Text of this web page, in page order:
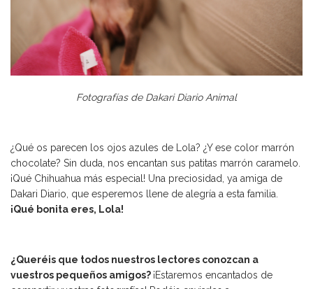
Fotografías de Dakari Diario Animal
¿Qué os parecen los ojos azules de Lola? ¿Y ese color marrón
chocolate? Sin duda, nos encantan sus patitas marrón caramelo.
¡Qué Chihuahua más especial! Una preciosidad, ya amiga de
Dakari Diario, que esperemos llene de alegría a esta familia.
¡Qué bonita eres, Lola!
¿Queréis que todos nuestros lectores conozcan a
vuestros pequeños amigos? ¡Estaremos encantados de